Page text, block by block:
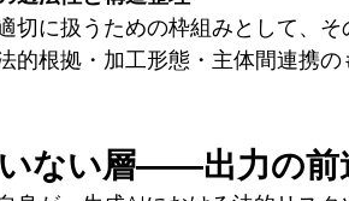
切に扱うための枠組みとして、そ
的根拠・加工形態・主体間連携
ない層――出力の前